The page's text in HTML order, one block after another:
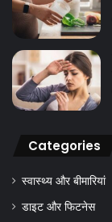
Categories
स्वास्थ्य और बीमारियां
डाइट और फिटनेस